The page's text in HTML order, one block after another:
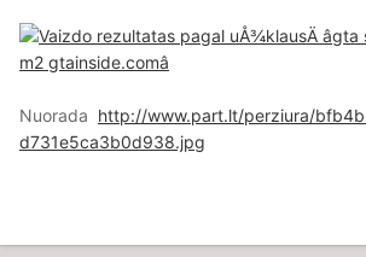
Nuorada http://www.part.lt/perziura/
d731e5ca3b0d938.jpg